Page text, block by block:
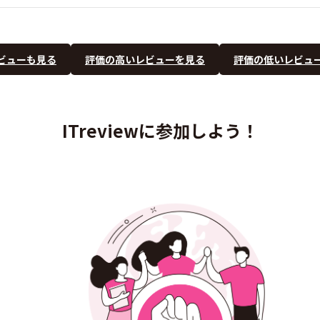
ューも見る 評価の高いレビューを見る 評価の低いレビュ
ITreviewに参加しよう！